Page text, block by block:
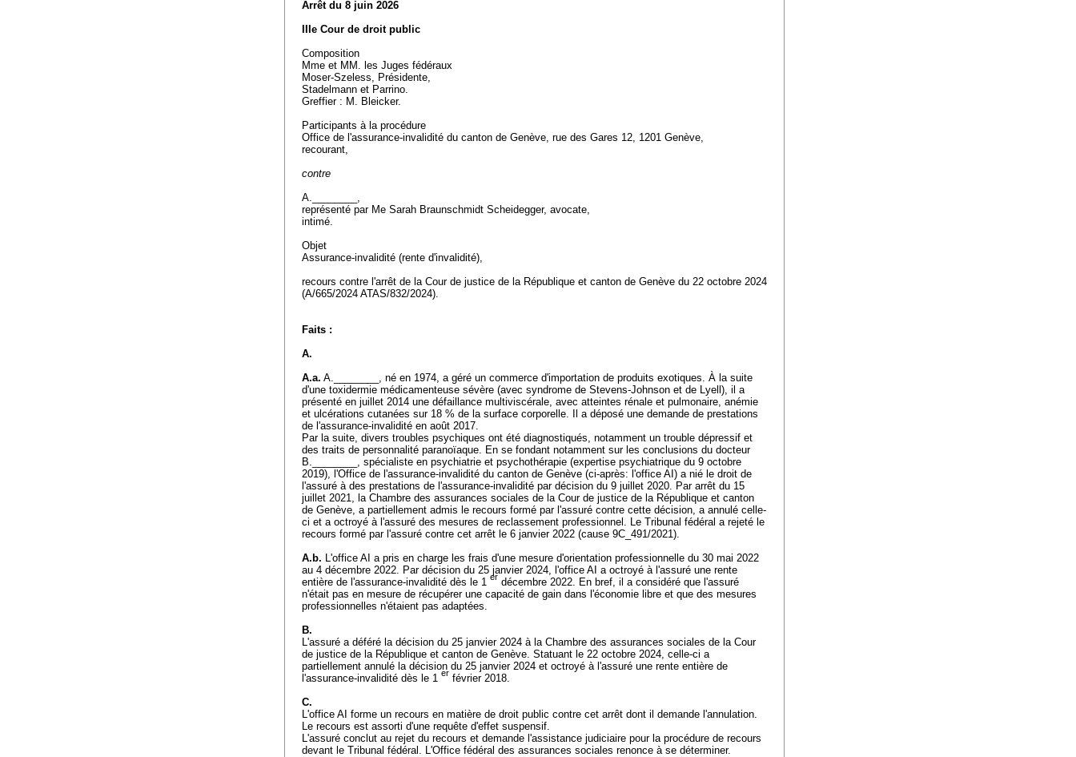
Arrêt du 8 juin 2026
IIIe Cour de droit public
Composition
Mme et MM. les Juges fédéraux
Moser-Szeless, Présidente,
Stadelmann et Parrino.
Greffier : M. Bleicker.
Participants à la procédure
Office de l'assurance-invalidité du canton de Genève, rue des Gares 12, 1201 Genève,
recourant,
contre
A.________,
représenté par Me Sarah Braunschmidt Scheidegger, avocate,
intimé.
Objet
Assurance-invalidité (rente d'invalidité),
recours contre l'arrêt de la Cour de justice de la République et canton de Genève du 22 octobre 2024
(A/665/2024 ATAS/832/2024).
Faits :
A.
A.a. A.________, né en 1974, a géré un commerce d'importation de produits exotiques. À la suite
d'une toxidermie médicamenteuse sévère (avec syndrome de Stevens-Johnson et de Lyell), il a
présenté en juillet 2014 une défaillance multiviscérale, avec atteintes rénale et pulmonaire, anémie
et ulcérations cutanées sur 18 % de la surface corporelle. Il a déposé une demande de prestations
de l'assurance-invalidité en août 2017.
Par la suite, divers troubles psychiques ont été diagnostiqués, notamment un trouble dépressif et
des traits de personnalité paranoïaque. En se fondant notamment sur les conclusions du docteur
B.________, spécialiste en psychiatrie et psychothérapie (expertise psychiatrique du 9 octobre
2019), l'Office de l'assurance-invalidité du canton de Genève (ci-après: l'office AI) a nié le droit de
l'assuré à des prestations de l'assurance-invalidité par décision du 9 juillet 2020. Par arrêt du 15
juillet 2021, la Chambre des assurances sociales de la Cour de justice de la République et canton
de Genève, a partiellement admis le recours formé par l'assuré contre cette décision, a annulé celle-
ci et a octroyé à l'assuré des mesures de reclassement professionnel. Le Tribunal fédéral a rejeté le
recours formé par l'assuré contre cet arrêt le 6 janvier 2022 (cause 9C_491/2021).
A.b. L'office AI a pris en charge les frais d'une mesure d'orientation professionnelle du 30 mai 2022
au 4 décembre 2022. Par décision du 25 janvier 2024, l'office AI a octroyé à l'assuré une rente
entière de l'assurance-invalidité dès le 1 er décembre 2022. En bref, il a considéré que l'assuré
n'était pas en mesure de récupérer une capacité de gain dans l'économie libre et que des mesures
professionnelles n'étaient pas adaptées.
B.
L'assuré a déféré la décision du 25 janvier 2024 à la Chambre des assurances sociales de la Cour
de justice de la République et canton de Genève. Statuant le 22 octobre 2024, celle-ci a
partiellement annulé la décision du 25 janvier 2024 et octroyé à l'assuré une rente entière de
l'assurance-invalidité dès le 1 er février 2018.
C.
L'office AI forme un recours en matière de droit public contre cet arrêt dont il demande l'annulation.
Le recours est assorti d'une requête d'effet suspensif.
L'assuré conclut au rejet du recours et demande l'assistance judiciaire pour la procédure de recours
devant le Tribunal fédéral. L'Office fédéral des assurances sociales renonce à se déterminer.